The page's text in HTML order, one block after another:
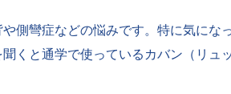
側彎症などの悩みです。特に気にな
くと通学で使っているカバン（リュ